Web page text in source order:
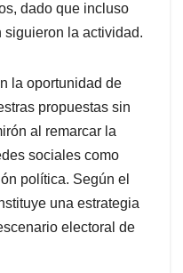
dado que incluso
siguieron la actividad.
la oportunidad de
propuestas sin
al remarcar la
sociales como
política. Según el
una estrategia
electoral de